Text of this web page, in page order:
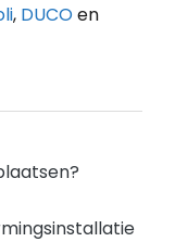
, DUCOen